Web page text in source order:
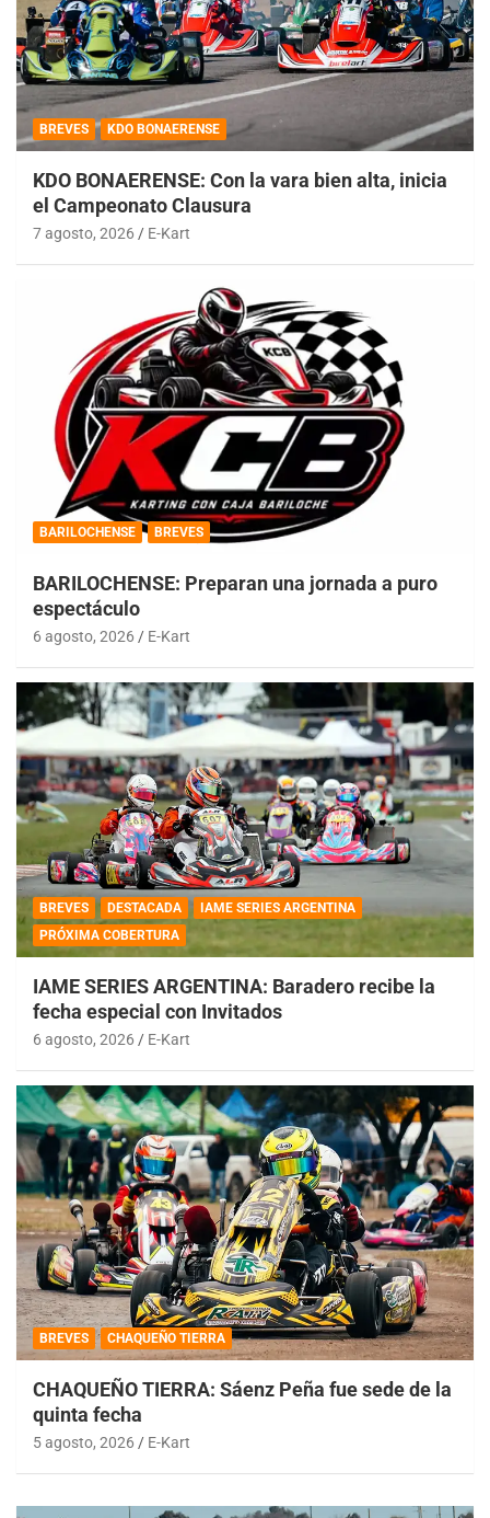
BREVES KDO BONAERENSE
KDO BONAERENSE: Con la vara bien alta, inicia
el Campeonato Clausura
7 agosto, 2026 E-Kart
BARILOCHENSE BREVES
BARILOCHENSE: Preparan una jornada a puro
espectáculo
6 agosto, 2026 E-Kart
BREVES DESTACADA
IAME SERIES ARGENTINA
PRÓXIMA COBERTURA
IAME SERIES ARGENTINA: Baradero recibe la
fecha especial con Invitados
6 agosto, 2026 E-Kart
BREVES CHAQUEÑO TIERRA
CHAQUEÑO TIERRA: Sáenz Peña fue sede de la
quinta fecha
5 agosto, 2026 E-Kart